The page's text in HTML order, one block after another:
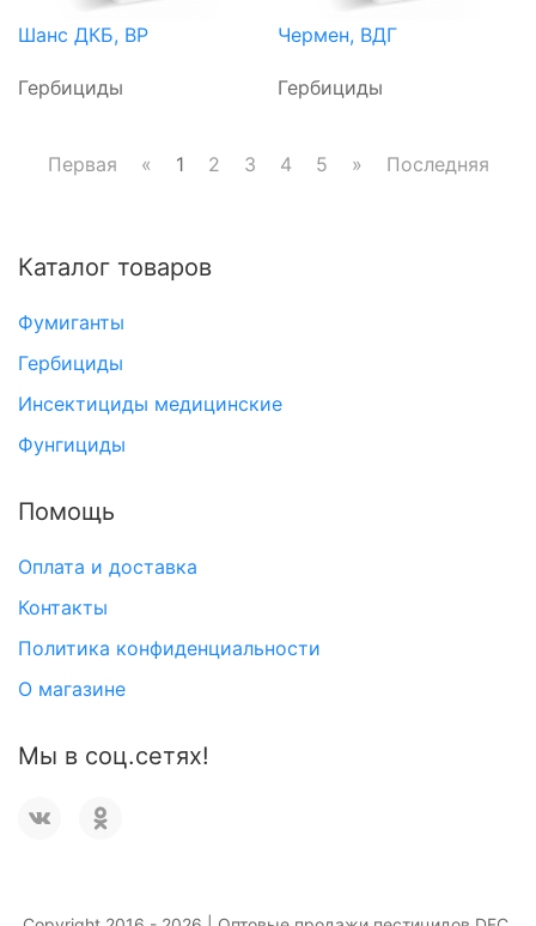
Шанс ДКБ, ВР
Гербициды
Чермен, ВДГ
Гербициды
Первая « 1 2 3 4 5 » Последняя
Каталог товаров
Фумиганты
Гербициды
Инсектициды медицинские
Фунгициды
Помощь
Оплата и доставка
Контакты
Политика конфиденциальности
О магазине
Мы в соц.сетях!